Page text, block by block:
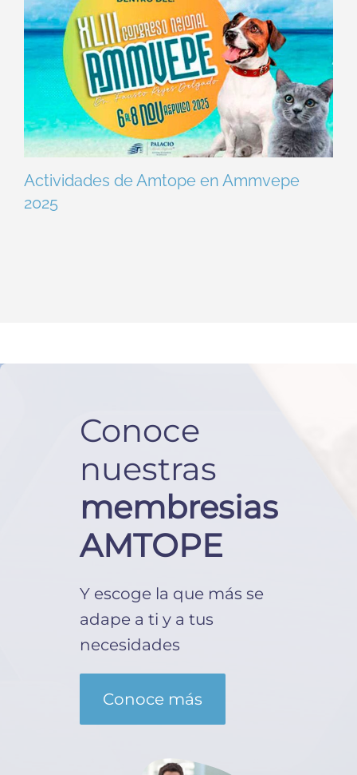
Actividades de Amtope en Ammvepe
2025
Conoce
nuestras
membresias
AMTOPE
Y escoge la que más se
adape a ti y a tus
necesidades
Conoce más